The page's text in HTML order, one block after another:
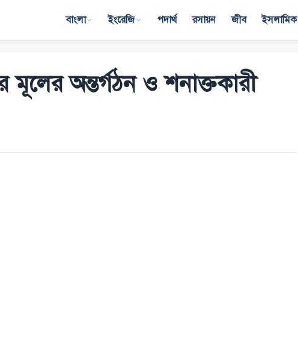
বাংলা ইংরেজি পদার্থ রসায়ন জীব ইসলামিক
মূলের অন্তর্গঠন ও শনাক্তকারী